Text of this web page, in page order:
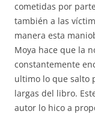
cometidas por
también a las
manera esta
Moya hace que la
constantemente
ultimo lo que salto
largas del libro.
autor lo hico a